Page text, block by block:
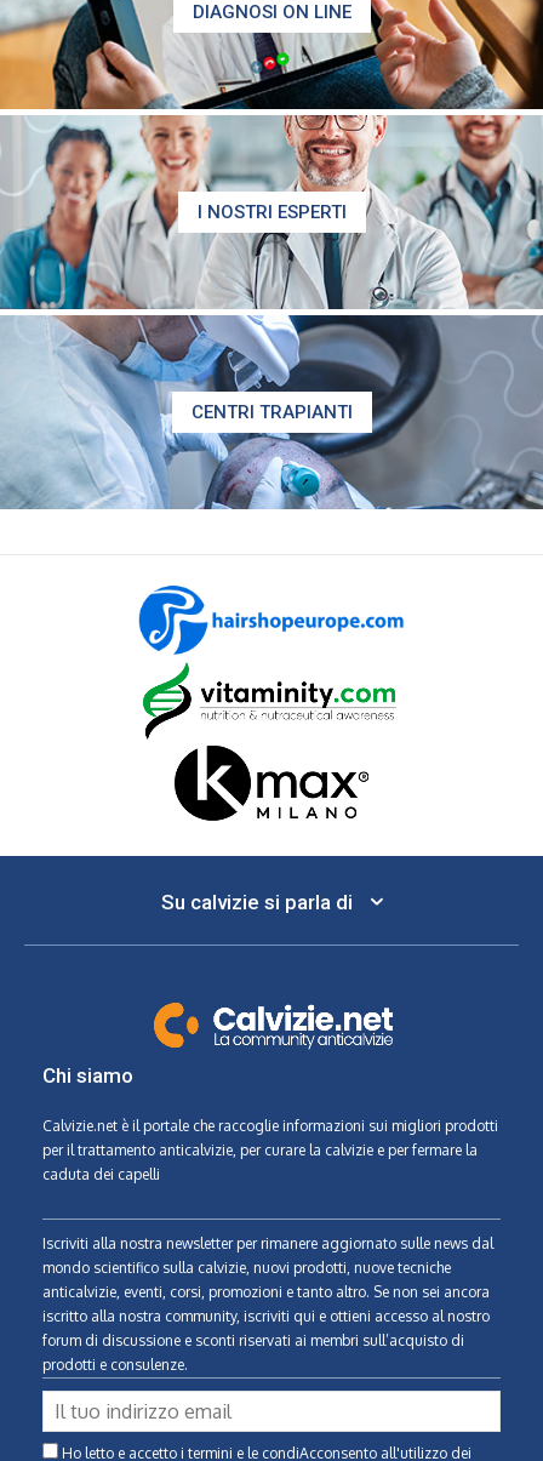
DIAGNOSI ON LINE
I NOSTRI ESPERTI
CENTRI TRAPIANTI
Su calvizie si parla di
Chi siamo
Calvizie.net è il portale che raccoglie informazioni sui migliori prodotti
per il trattamento anticalvizie, per curare la calvizie e per fermare la
caduta dei capelli
Iscriviti alla nostra newsletter per rimanere aggiornato sulle news dal
mondo scientifico sulla calvizie, nuovi prodotti, nuove tecniche
anticalvizie, eventi, corsi, promozioni e tanto altro. Se non sei ancora
iscritto alla nostra community, iscriviti qui e ottieni accesso al nostro
forum di discussione e sconti riservati ai membri sull’acquisto di
prodotti e consulenze.
Ho letto e accetto i termini e le condiAcconsento all'utilizzo dei